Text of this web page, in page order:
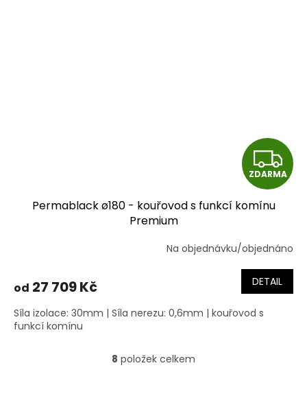
Z
D
R
M
A
ZDARMA
Permablack ø180 - kouřovod s funkcí komínu
Premium
Na objednávku/objednáno
od 27 709 Kč DETAIL
Síla izolace: 30mm | Síla nerezu: 0,6mm | kouřovod s
funkcí komínu
O
8 položek celkem